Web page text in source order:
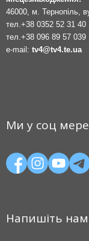
46000, м. Тернопіль,
тел. +38 0352 52 31 40
тел. +38 096 89 57 039
e-mail: tv4@tv4.te.ua
Ми у соц
Напишіть нам